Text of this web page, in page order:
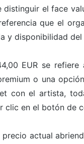
distinguir el face
que el
y disponibilidad del
EUR se
o una
con el artista,
clic en el botón de
precio actual